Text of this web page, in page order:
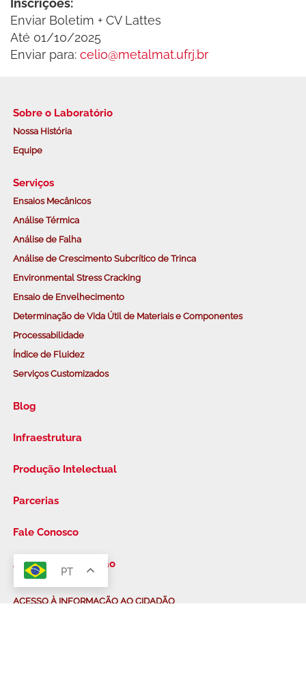
PT
Inscrições:
Enviar Boletim + CV Lattes
Até 01/10/2025
Enviar para: celio@metalmat.ufrj.br
Sobre o Laboratório
Nossa História
Equipe
Serviços
Ensaios Mecânicos
Análise Térmica
Análise de Falha
Análise de Crescimento Subcrítico de Trinca
Environmental Stress Cracking
Ensaio de Envelhecimento
Determinação de Vida Útil de Materiais e Componentes
Processabilidade
Índice de Fluidez
Serviços Customizados
Blog
Infraestrutura
Produção Intelectual
Parcerias
Fale Conosco
Acesso à Informação
FAQ
ACESSO À INFORMAÇÃO AO CIDADÃO